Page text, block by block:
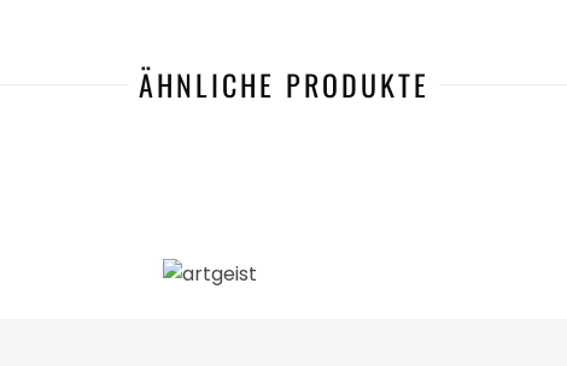
ÄHNLICHE PRODUKTE